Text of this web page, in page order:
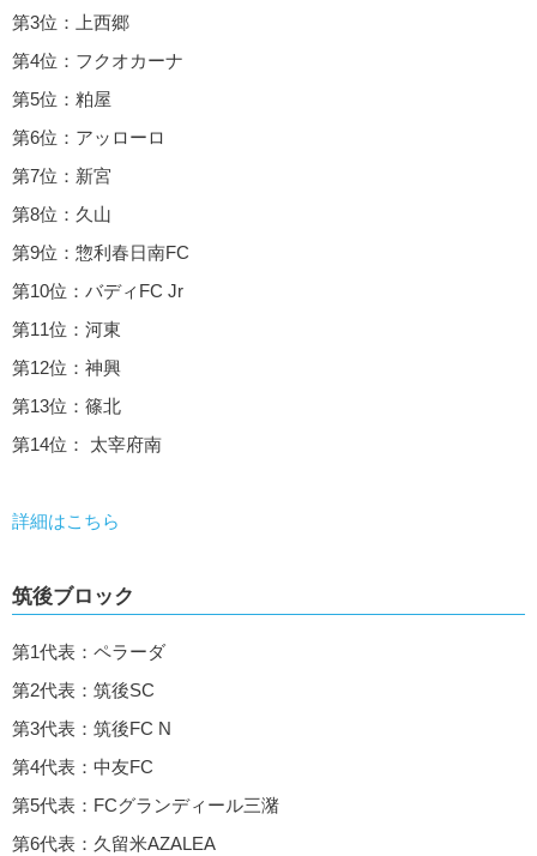
第3位：上西郷
第4位：フクオカーナ
第5位：粕屋
第6位：アッローロ
第7位：新宮
第8位：久山
第9位：惣利春日南FC
第10位：バディFC Jr
第11位：河東
第12位：神興
第13位：篠北
第14位： 太宰府南
詳細はこちら
筑後ブロック
第1代表：ペラーダ
第2代表：筑後SC
第3代表：筑後FC N
第4代表：中友FC
第5代表：FCグランディール三潴
第6代表：久留米AZALEA